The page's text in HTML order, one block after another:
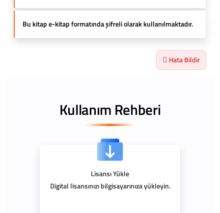
Bu kitap e-kitap formatında şifreli olarak kullanılmaktadır.
Hata Bildir
Kullanım Rehberi
Lisansı Yükle
Digital lisansınızı bilgisayarınıza yükleyin.